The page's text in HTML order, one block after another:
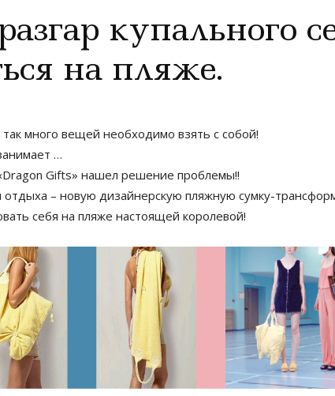
купального
на пляже.
много вещей необходимо взять с собой!
…
Gifts» нашел решение проблемы!!
– новую дизайнерскую пляжную сумку-
себя на пляже настоящей королевой!